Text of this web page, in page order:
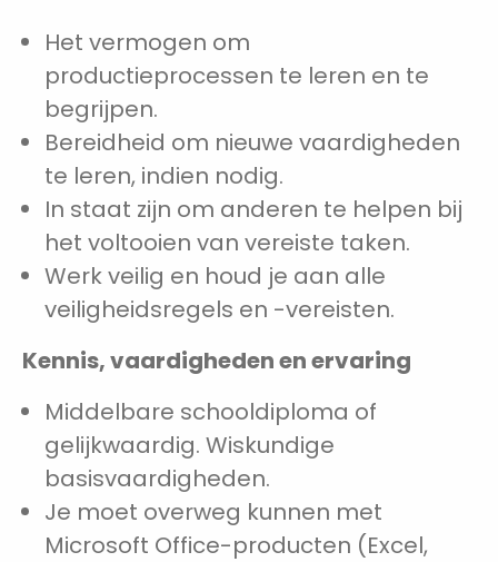
Het vermogen om
productieprocessen te leren en te
begrijpen.
Bereidheid om nieuwe vaardigheden
te leren, indien nodig.
In staat zijn om anderen te helpen bij
het voltooien van vereiste taken.
Werk veilig en houd je aan alle
veiligheidsregels en -vereisten.
Kennis, vaardigheden en ervaring
Middelbare schooldiploma of
gelijkwaardig. Wiskundige
basisvaardigheden.
Je moet overweg kunnen met
Microsoft Office-producten (Excel,